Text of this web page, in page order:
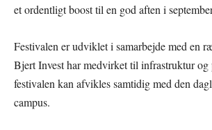
et ordentligt boost til en god aften i
Festivalen er udviklet i samarbejde med en
Bjert Invest har medvirket til infrastruktur og
festivalen kan afvikles samtidig med den
campus.